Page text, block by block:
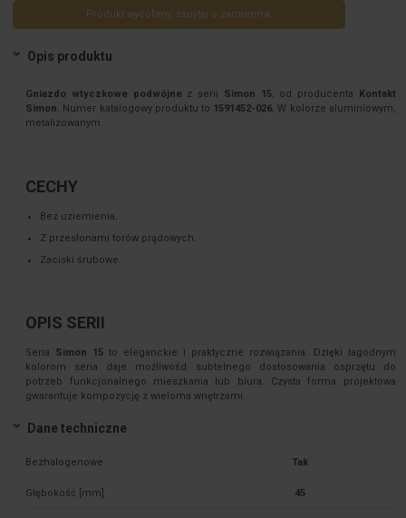
Produkt wycofany, zapytaj o zamiennik
Opis produktu
Gniazdo wtyczkowe podwójne z serii Simon 15, od producenta
Kontakt
Simon. Numer katalogowy produktu to 1591452-026. W kolorze aluminiowym,
metalizowanym.
CECHY
Bez uziemienia.
Z przesłonami torów prądowych.
Zaciski śrubowe.
OPIS SERII
Seria Simon 15 to eleganckie i praktyczne rozwiązania. Dzięki łagodnym
kolorom seria daje możliwośd subtelnego dostosowania osprzętu do
potrzeb funkcjonalnego mieszkania lub biura. Czysta forma projektowa
gwarantuje kompozycję z wieloma wnętrzami.
Dane techniczne
Bezhalogenowe Tak
Głębokość [mm] 45